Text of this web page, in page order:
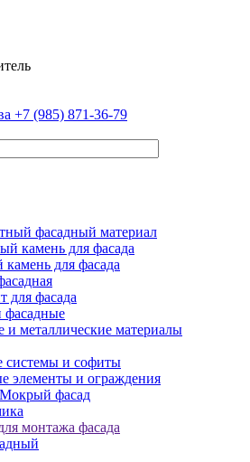
+7 (985) 871-36-79
фасадный материал
камень для фасада
для фасада
для фасада
фасадные
и металлические материалы
системы и софиты
элементы и ограждения
фасад
монтажа фасада